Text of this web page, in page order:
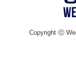
Copyright ⓒ